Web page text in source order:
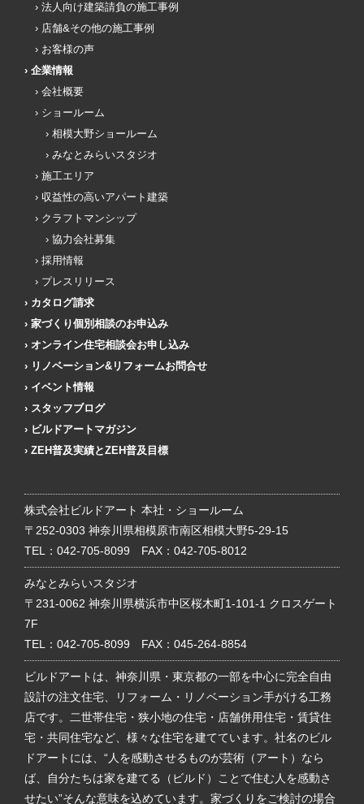
法人向け建築請負の施工事例
店舗&その他の施工事例
お客様の声
企業情報
会社概要
ショールーム
相模大野ショールーム
みなとみらいスタジオ
施工エリア
収益性の高いアパート建築
クラフトマンシップ
協力会社募集
採用情報
プレスリリース
カタログ請求
家づくり個別相談のお申込み
オンライン住宅相談会お申し込み
リノベーション&リフォームお問合せ
イベント情報
スタッフブログ
ビルドアートマガジン
ZEH普及実績とZEH普及目標
株式会社ビルドアート 本社・ショールーム
〒252-0303 神奈川県相模原市南区相模大野5-29-15
TEL： 042-705-8099 FAX：042-705-8012
みなとみらいスタジオ
〒231-0062 神奈川県横浜市中区桜木町1-101-1 クロスゲート
7F
TEL： 042-705-8099 FAX：045-264-8854
ビルドアートは、神奈川県・東京都の一部を中心に完全自由
設計の注文住宅、リフォーム・リノベーション手がける工務
店です。二世帯住宅・狭小地の住宅・店舗併用住宅・賃貸住
宅・共同住宅など、様々な住宅を建てています。社名のビル
ドアートには、“人を感動させるものが芸術（アート）なら
ば、自分たちは家を建てる（ビルド）ことで住む人を感動さ
せたい”そんな意味を込めています。家づくりをご検討の場合